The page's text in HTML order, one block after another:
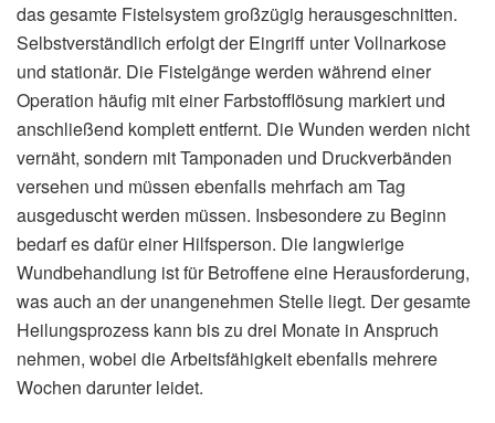
das gesamte Fistelsystem großzügig herausgeschnitten.
Selbstverständlich erfolgt der Eingriff unter Vollnarkose
und stationär. Die Fistelgänge werden während einer
Operation häufig mit einer Farbstofflösung markiert und
anschließend komplett entfernt. Die Wunden werden nicht
vernäht, sondern mit Tamponaden und Druckverbänden
versehen und müssen ebenfalls mehrfach am Tag
ausgeduscht werden müssen. Insbesondere zu Beginn
bedarf es dafür einer Hilfsperson. Die langwierige
Wundbehandlung ist für Betroffene eine Herausforderung,
was auch an der unangenehmen Stelle liegt. Der gesamte
Heilungsprozess kann bis zu drei Monate in Anspruch
nehmen, wobei die Arbeitsfähigkeit ebenfalls mehrere
Wochen darunter leidet.